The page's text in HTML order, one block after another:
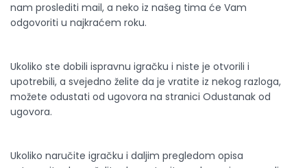
nam proslediti mail, a neko iz našeg tima će Vam
odgovoriti u najkraćem roku.
Ukoliko ste dobili ispravnu igračku i niste je otvorili i
upotrebili, a svejedno želite da je vratite iz nekog razloga,
možete odustati od ugovora na stranici Odustanak od
ugovora.
Ukoliko naručite igračku i daljim pregledom opisa